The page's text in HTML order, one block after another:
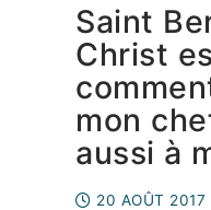
Saint
Christ
mon
aussi à
20 AOÛT 2017